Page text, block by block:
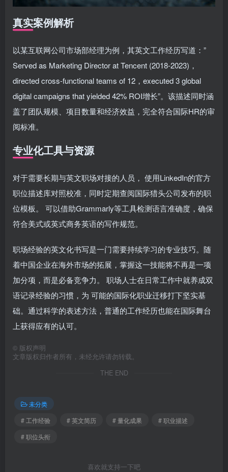
真实案例解析
以某互联网公司市场部经理为例，其英文工作经历写道：”
Served as Marketing Director at Tencent (2018-2023)，
directed cross-functional teams of 12，executed 3 global
digital campaigns that yielded 42% ROI增长”。该描述同时涵
盖了团队规模、项目数量和经济效益，完全符合国际HR的审
阅标准。
专业化工具与资源
对于需要长期与英文职场对接的人员， 使用LinkedIn的官方
职位描述库对照校准，同时定期查阅国际猎头公司发布的职
位模板。 可以借助Grammarly等工具检测语言准确度，确保
符合美式或英式商务英语的写作规范。
职场经验的英文化书写是一门需要持续学习的专业技巧。随
着中国企业在海外市场的拓展，掌握这一技能将不再是一项
加分项，而是必备竞争力。 职场人士在日常工作中就养成双
语记录经验的习惯，为 可能的国际化职业迁移打下坚实基
础。通过科学的表述方法，普通的工作经历也能在国际舞台
上获得应有的认可。
© 版权声明
文章版权归作者所有，未经允许请勿转载。
THE END
未分类
# 工作经验
# 英文简历 # 量化成果
# 职业描述
# 职位头衔
喜欢就支持一下吧